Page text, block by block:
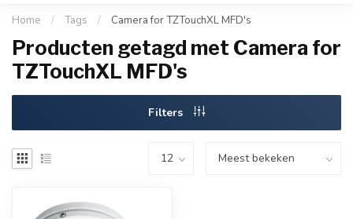
Home / Tags / Camera for TZTouchXL MFD's
Producten getagd met Camera for
TZTouchXL MFD's
Filters